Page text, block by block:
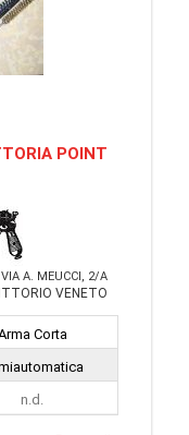
POINT
VIA A. MEUCCI, 2/A
VENETO
Corta
n.d.